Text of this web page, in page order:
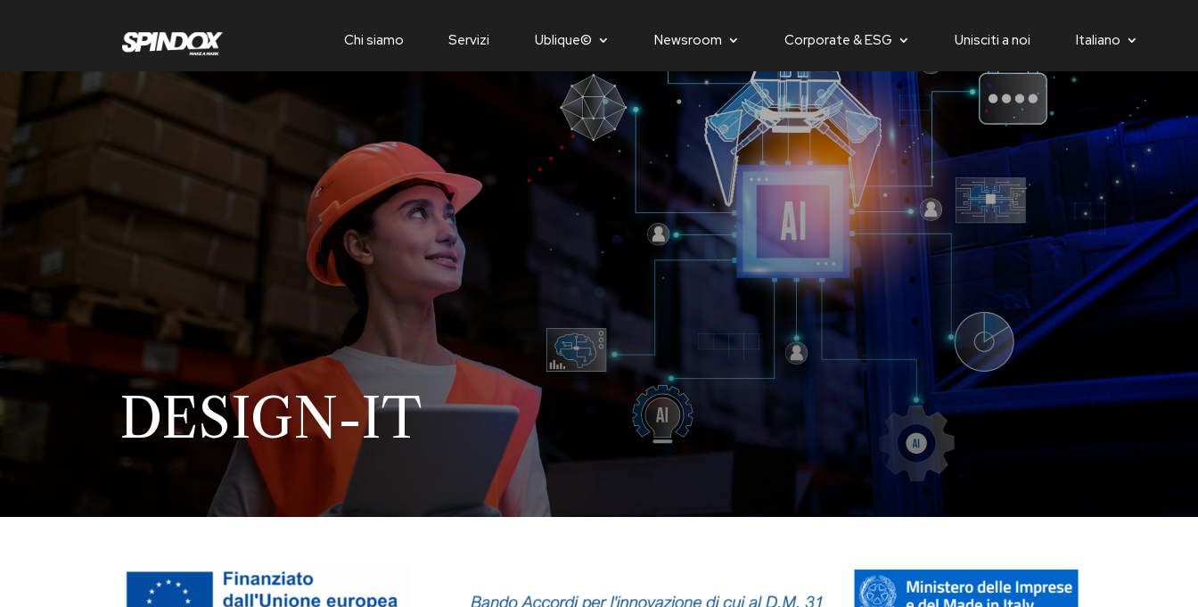
Chi siamo Servizi Ublique© Newsroom Corporate & ESG Unisciti a noi Italiano
DESIGN-IT